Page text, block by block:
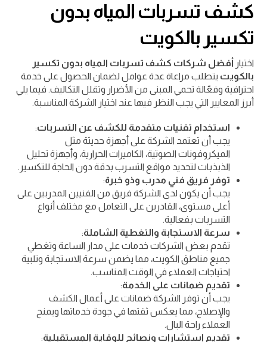
كشف تسربات المياه بدون
تكسير بالكويت
اختيار أفضل شركات كشف تسربات المياه بدون تكسير
بالكويت يتطلب مراعاة عدة عوامل لضمان الحصول على خدمة
احترافية وفعّالة تحمي المبنى من الأضرار وتقلل التكاليف. فيما يلي
أبرز المعايير التي يجب النظر فيها عند اختيار الشركة المناسبة.
استخدام تقنيات متقدمة للكشف عن التسربات:
يجب أن تعتمد الشركة على أجهزة حديثة مثل
الميكروفونات الصوتية، الكاميرات الحرارية، وأجهزة تحليل
الذبذبات لتحديد مواقع التسرب بدقة دون الحاجة للتكسير.
توفر فريق فني مدرب وذو خبرة:
يجب أن يكون لدى الشركة فريق من الفنيين المدربين على
أعلى مستوى، القادرين على التعامل مع مختلف أنواع
التسربات بفعالية.
سرعة الاستجابة والتغطية الشاملة:
تقدم بعض الشركات خدمات على مدار الساعة وتغطي
جميع مناطق الكويت، مما يضمن سرعة الاستجابة وتلبية
احتياجات العملاء في الوقت المناسب.
تقديم ضمانات على الخدمة:
يجب أن توفر الشركة ضمانات على أعمال الكشف
والإصلاح، مما يعكس ثقتها في جودة خدماتها ويمنح
العملاء راحة البال.
تقديم استشارات ونصائح للوقاية المستقبلية: